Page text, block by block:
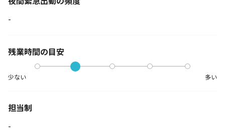
-
残業時間の目安
少ない 多い
担当制
-